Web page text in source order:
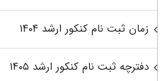
زمان ثبت نام کنکور ارشد ۱۴۰۴
دفترچه ثبت نام کنکور ارشد ۱۴۰۵